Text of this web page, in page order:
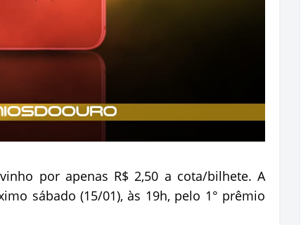
por apenas R$ 2,50 a cota/bilhete. A
sábado (15/01), às 19h, pelo 1° prêmio